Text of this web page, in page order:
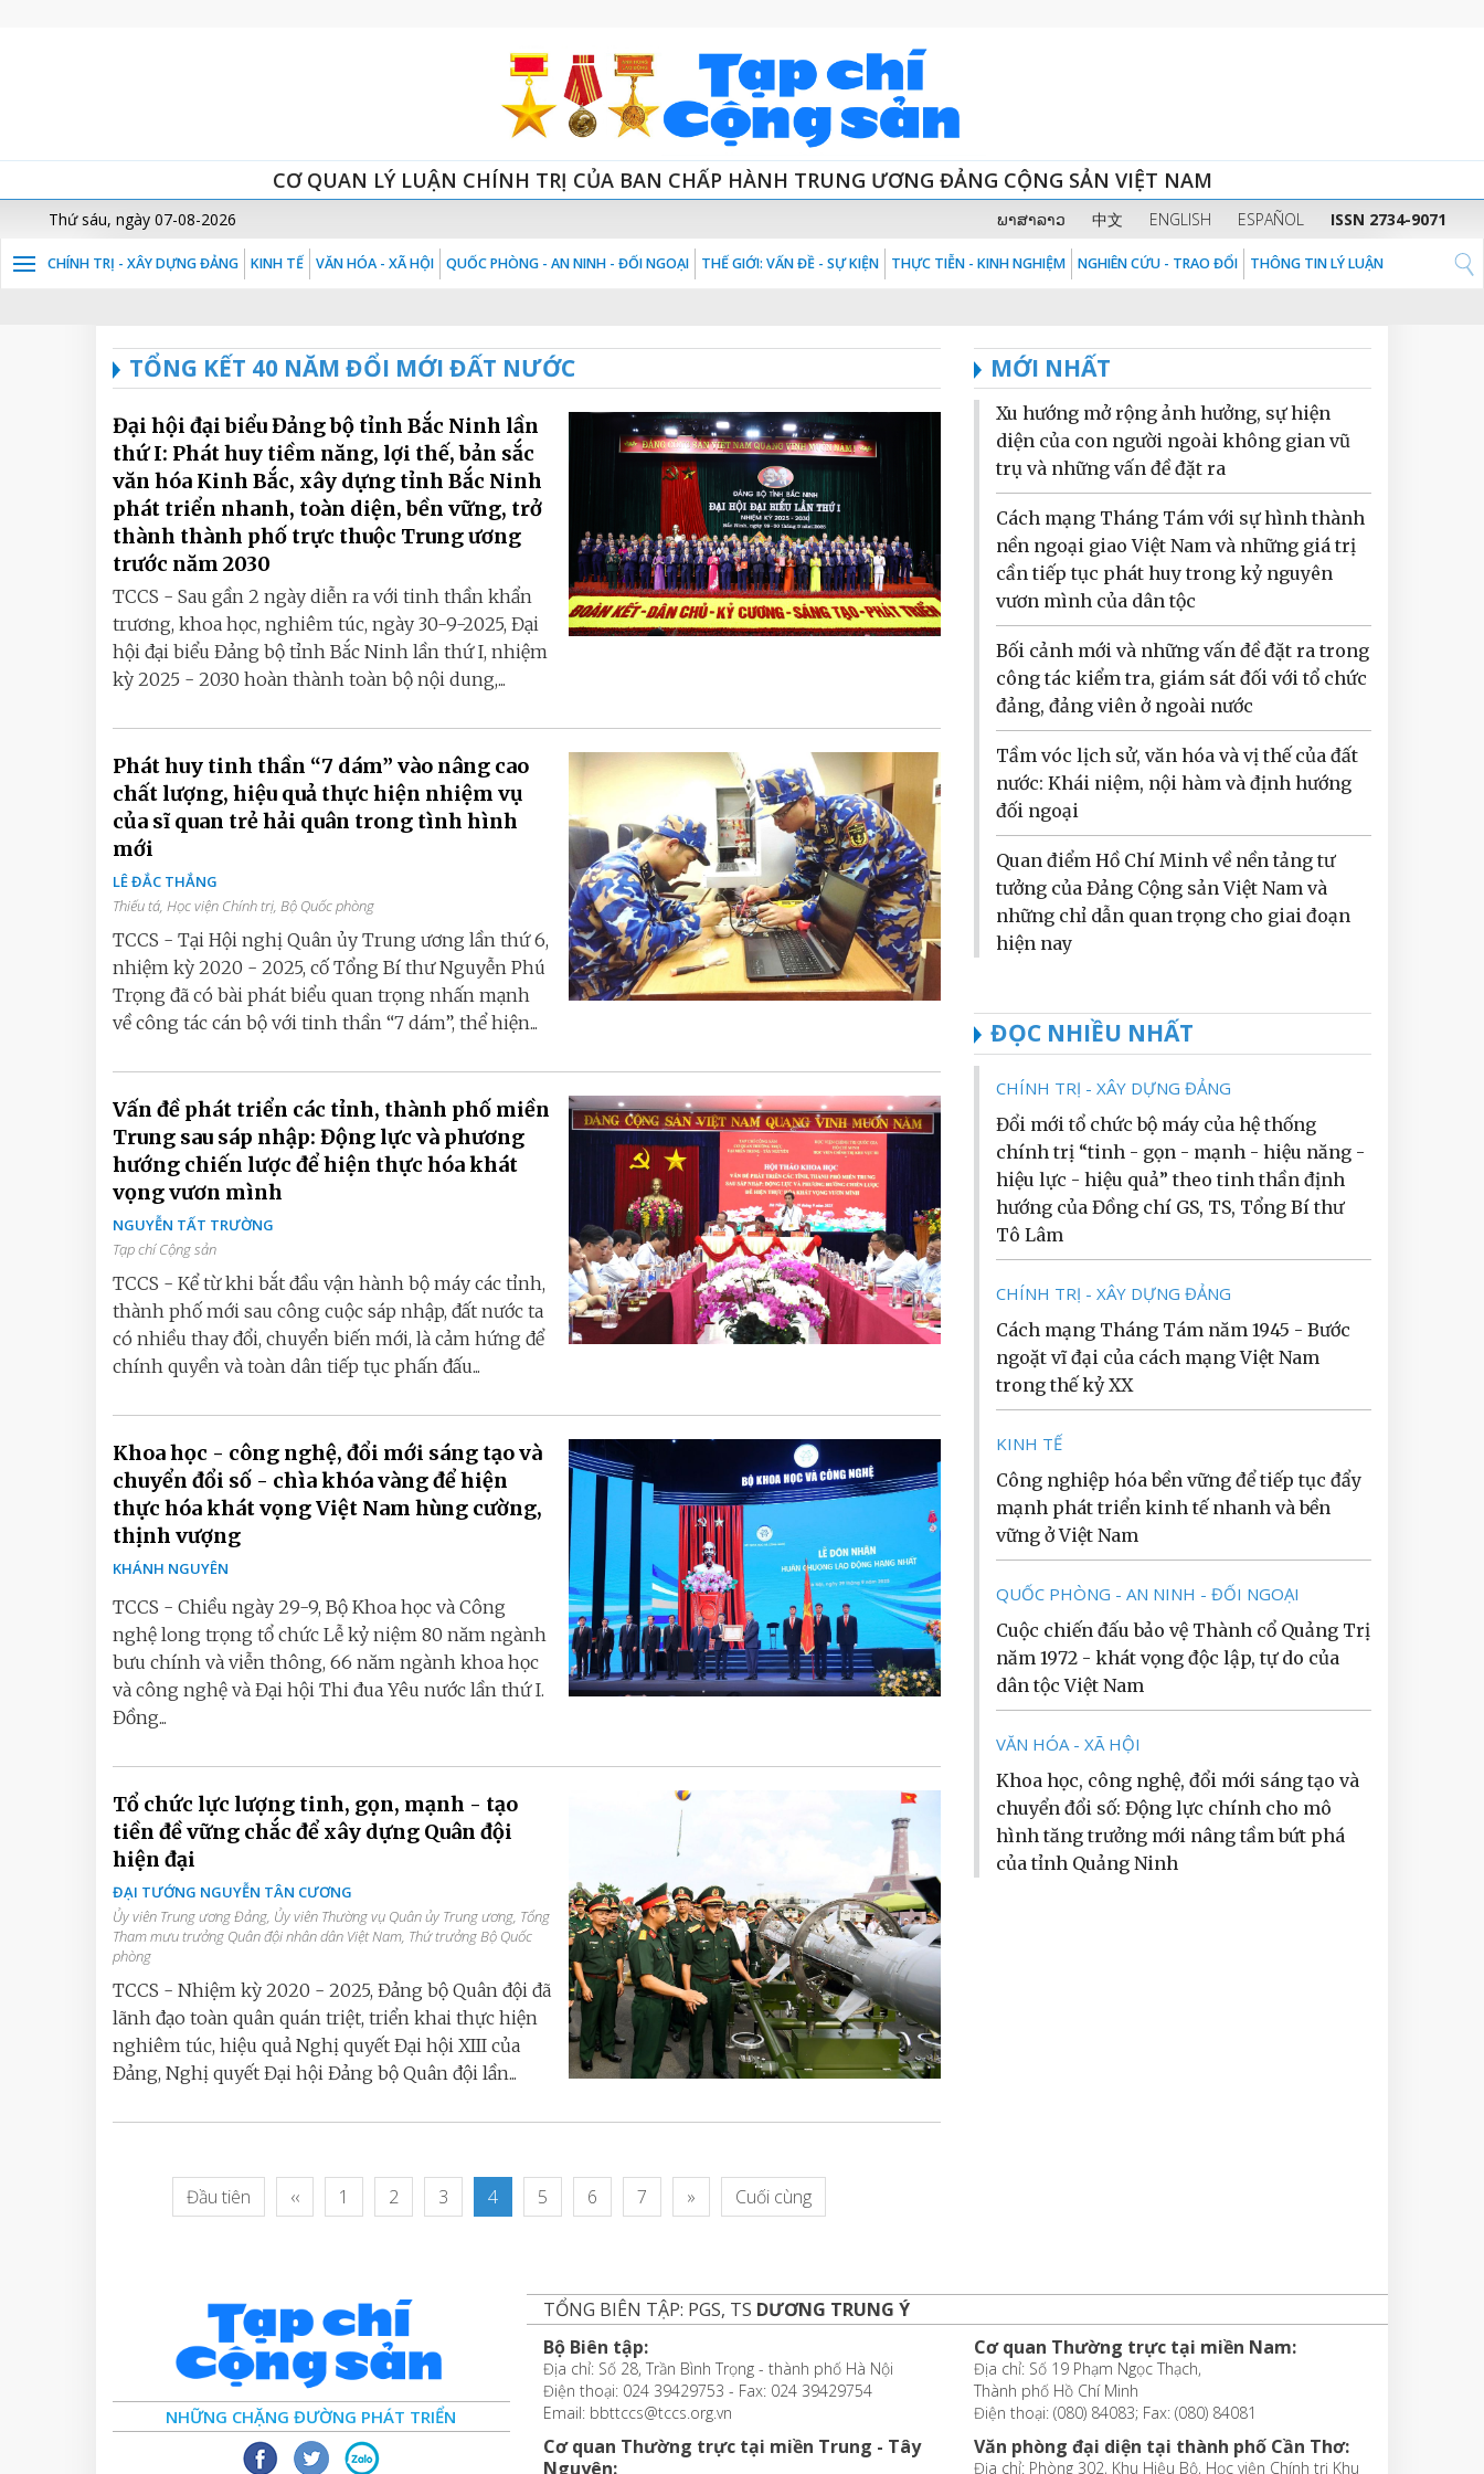
CƠ QUAN LÝ LUẬN CHÍNH TRỊ CỦA BAN CHẤP HÀNH TRUNG ƯƠNG ĐẢNG CỘNG SẢN VIỆT NAM
Thứ sáu, ngày 07-08-2026 ພາສາລາວ 中文 ENGLISH ESPAÑOL ISSN 2734-9071
CHÍNH TRỊ - XÂY DỰNG ĐẢNG KINH TẾ VĂN HÓA - XÃ HỘI QUỐC PHÒNG - AN NINH - ĐỐI NGOẠI THẾ GIỚI: VẤN ĐỀ - SỰ KIỆN THỰC TIỄN - KINH NGHIỆM NGHIÊN CỨU - TRAO ĐỔI THÔNG TIN LÝ LUẬN
TỔNG KẾT 40 NĂM ĐỔI MỚI ĐẤT NƯỚC
Đại hội đại biểu Đảng bộ tỉnh Bắc Ninh lần
thứ I: Phát huy tiềm năng, lợi thế, bản sắc
văn hóa Kinh Bắc, xây dựng tỉnh Bắc Ninh
phát triển nhanh, toàn diện, bền vững, trở
thành thành phố trực thuộc Trung ương
trước năm 2030
TCCS - Sau gần 2 ngày diễn ra với tinh thần khẩn
trương, khoa học, nghiêm túc, ngày 30-9-2025, Đại
hội đại biểu Đảng bộ tỉnh Bắc Ninh lần thứ I, nhiệm
kỳ 2025 - 2030 hoàn thành toàn bộ nội dung,...
Phát huy tinh thần “7 dám” vào nâng cao
chất lượng, hiệu quả thực hiện nhiệm vụ
của sĩ quan trẻ hải quân trong tình hình
mới
LÊ ĐẮC THẮNG
Thiếu tá, Học viện Chính trị, Bộ Quốc phòng
TCCS - Tại Hội nghị Quân ủy Trung ương lần thứ 6,
nhiệm kỳ 2020 - 2025, cố Tổng Bí thư Nguyễn Phú
Trọng đã có bài phát biểu quan trọng nhấn mạnh
về công tác cán bộ với tinh thần “7 dám”, thể hiện...
Vấn đề phát triển các tỉnh, thành phố miền
Trung sau sáp nhập: Động lực và phương
hướng chiến lược để hiện thực hóa khát
vọng vươn mình
NGUYỄN TẤT TRƯỜNG
Tạp chí Cộng sản
TCCS - Kể từ khi bắt đầu vận hành bộ máy các tỉnh,
thành phố mới sau công cuộc sáp nhập, đất nước ta
có nhiều thay đổi, chuyển biến mới, là cảm hứng để
chính quyền và toàn dân tiếp tục phấn đấu...
Khoa học - công nghệ, đổi mới sáng tạo và
chuyển đổi số - chìa khóa vàng để hiện
thực hóa khát vọng Việt Nam hùng cường,
thịnh vượng
KHÁNH NGUYÊN
TCCS - Chiều ngày 29-9, Bộ Khoa học và Công
nghệ long trọng tổ chức Lễ kỷ niệm 80 năm ngành
bưu chính và viễn thông, 66 năm ngành khoa học
và công nghệ và Đại hội Thi đua Yêu nước lần thứ I.
Đồng...
Tổ chức lực lượng tinh, gọn, mạnh - tạo
tiền đề vững chắc để xây dựng Quân đội
hiện đại
ĐẠI TƯỚNG NGUYỄN TÂN CƯƠNG
Ủy viên Trung ương Đảng, Ủy viên Thường vụ Quân ủy Trung ương, Tổng
Tham mưu trưởng Quân đội nhân dân Việt Nam, Thứ trưởng Bộ Quốc
phòng
TCCS - Nhiệm kỳ 2020 - 2025, Đảng bộ Quân đội đã
lãnh đạo toàn quân quán triệt, triển khai thực hiện
nghiêm túc, hiệu quả Nghị quyết Đại hội XIII của
Đảng, Nghị quyết Đại hội Đảng bộ Quân đội lần...
Đầu tiên ‹‹ 1 2 3 4 5 6 7 » Cuối cùng
MỚI NHẤT
Xu hướng mở rộng ảnh hưởng, sự hiện
diện của con người ngoài không gian vũ
trụ và những vấn đề đặt ra
Cách mạng Tháng Tám với sự hình thành
nền ngoại giao Việt Nam và những giá trị
cần tiếp tục phát huy trong kỷ nguyên
vươn mình của dân tộc
Bối cảnh mới và những vấn đề đặt ra trong
công tác kiểm tra, giám sát đối với tổ chức
đảng, đảng viên ở ngoài nước
Tầm vóc lịch sử, văn hóa và vị thế của đất
nước: Khái niệm, nội hàm và định hướng
đối ngoại
Quan điểm Hồ Chí Minh về nền tảng tư
tưởng của Đảng Cộng sản Việt Nam và
những chỉ dẫn quan trọng cho giai đoạn
hiện nay
ĐỌC NHIỀU NHẤT
CHÍNH TRỊ - XÂY DỰNG ĐẢNG
Đổi mới tổ chức bộ máy của hệ thống
chính trị “tinh - gọn - mạnh - hiệu năng -
hiệu lực - hiệu quả” theo tinh thần định
hướng của Đồng chí GS, TS, Tổng Bí thư
Tô Lâm
CHÍNH TRỊ - XÂY DỰNG ĐẢNG
Cách mạng Tháng Tám năm 1945 - Bước
ngoặt vĩ đại của cách mạng Việt Nam
trong thế kỷ XX
KINH TẾ
Công nghiệp hóa bền vững để tiếp tục đẩy
mạnh phát triển kinh tế nhanh và bền
vững ở Việt Nam
QUỐC PHÒNG - AN NINH - ĐỐI NGOẠI
Cuộc chiến đấu bảo vệ Thành cổ Quảng Trị
năm 1972 - khát vọng độc lập, tự do của
dân tộc Việt Nam
VĂN HÓA - XÃ HỘI
Khoa học, công nghệ, đổi mới sáng tạo và
chuyển đổi số: Động lực chính cho mô
hình tăng trưởng mới nâng tầm bứt phá
của tỉnh Quảng Ninh
NHỮNG CHẶNG ĐƯỜNG PHÁT TRIỂN
TỔNG BIÊN TẬP: PGS, TS DƯƠNG TRUNG Ý
Bộ Biên tập:
Địa chỉ: Số 28, Trần Bình Trọng - thành phố Hà Nội
Điện thoại: 024 39429753 - Fax: 024 39429754
Email: bbttccs@tccs.org.vn
Cơ quan Thường trực tại miền Trung - Tây
Nguyên:
Cơ quan Thường trực tại miền Nam:
Địa chỉ: Số 19 Phạm Ngọc Thạch,
Thành phố Hồ Chí Minh
Điện thoại: (080) 84083; Fax: (080) 84081
Văn phòng đại diện tại thành phố Cần Thơ:
Địa chỉ: Phòng 302, Khu Hiệu Bộ, Học viện Chính trị Khu